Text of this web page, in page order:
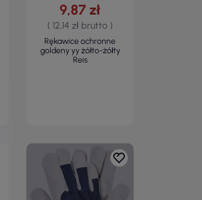
9,87 zł
( 12,14 zł brutto )
Rękawice ochronne
goldeny yy żółto-żółty
Reis